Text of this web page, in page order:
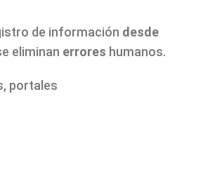
de información desde
eliminan errores humanos.
portales